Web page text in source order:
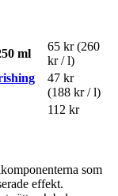
ml
65 kr (260
kr / l)
47 kr
(188 kr / l)
112 kr
som
effekt.